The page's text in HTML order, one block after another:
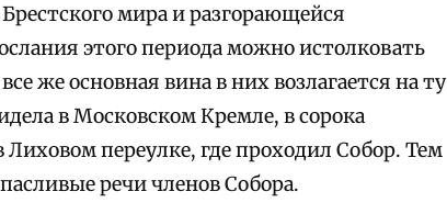
мира и разгорающейся
этого периода можно истолковать
же основная вина в них возлагается на ту
в Московском Кремле, в сорока
переулке, где проходил Собор. Тем
речи членов Собора.